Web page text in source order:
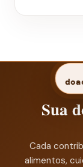
Sua
Cada
alimentos,